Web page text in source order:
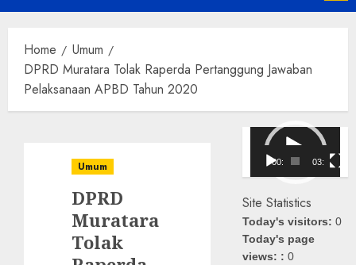
Menu
Home
Umum
DPRD Muratara Tolak Raperda Pertanggung Jawaban
Pelaksanaan APBD Tahun 2020
Umum
DPRD
Muratara
Tolak
Pemutar
Video
00:00 03:08
Site Statistics
Today's visitors:0
Today's page
views: :0